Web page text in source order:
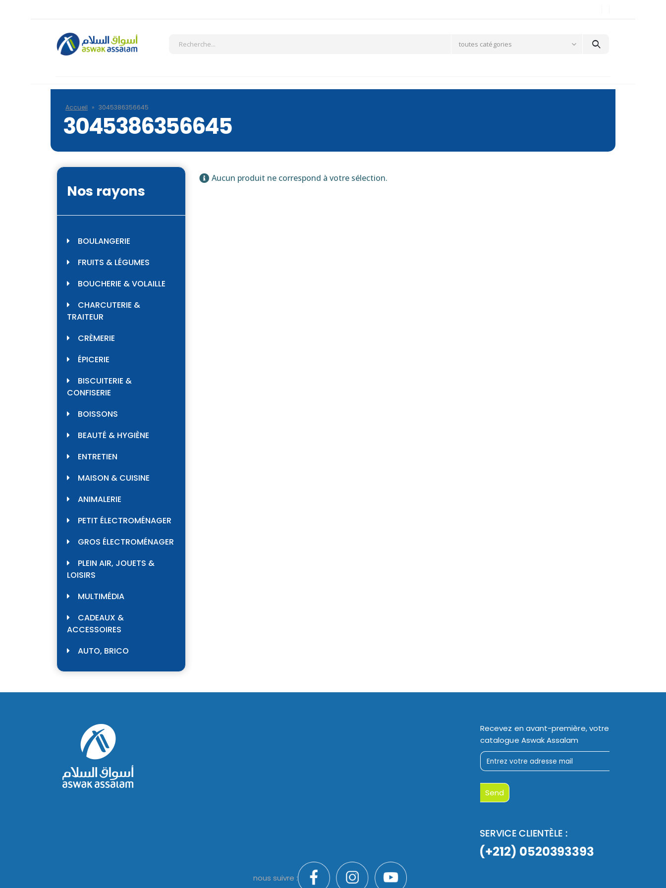
toutes catégories
Accueil » 3045386356645
3045386356645
Aucun produit ne correspond à votre sélection.
Nos rayons
BOULANGERIE
FRUITS & LÉGUMES
BOUCHERIE & VOLAILLE
CHARCUTERIE &
TRAITEUR
CRÈMERIE
ÉPICERIE
BISCUITERIE &
CONFISERIE
BOISSONS
BEAUTÉ & HYGIÈNE
ENTRETIEN
MAISON & CUISINE
ANIMALERIE
PETIT ÉLECTROMÉNAGER
GROS ÉLECTROMÉNAGER
PLEIN AIR, JOUETS &
LOISIRS
MULTIMÉDIA
CADEAUX &
ACCESSOIRES
AUTO, BRICO
Recevez en avant-première, votre
catalogue Aswak Assalam
nous suivre :